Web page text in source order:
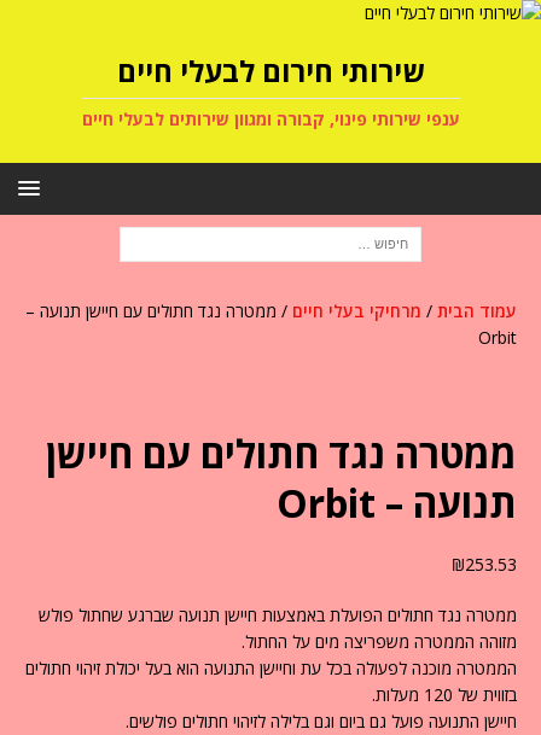
שירותי חירום לבעלי חיים
ענפי שירותי פינוי, קבורה ומגוון שירותים לבעלי חיים
עמוד הבית / מרחיקי בעלי חיים / ממטרה נגד חתולים עם חיישן תנועה –
Orbit
ממטרה נגד חתולים עם חיישן
תנועה – Orbit
₪253.53
ממטרה נגד חתולים הפועלת באמצעות חיישן תנועה שברגע שחתול פולש
מזוהה הממטרה משפריצה מים על החתול.
הממטרה מוכנה לפעולה בכל עת וחיישן התנועה הוא בעל יכולת זיהוי חתולים
בזווית של 120 מעלות.
חיישן התנועה פועל גם ביום וגם בלילה לזיהוי חתולים פולשים.